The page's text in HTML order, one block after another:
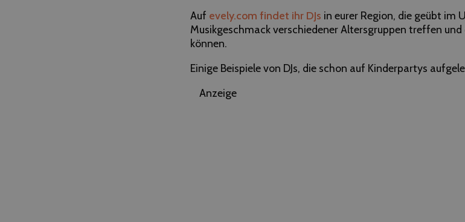
Auf evely.com findet ihr DJs in eurer Region, die geübt im
Musikgeschmack verschiedener Altersgruppen treffen
können.
Einige Beispiele von DJs, die schon auf Kinderpartys
Anzeige